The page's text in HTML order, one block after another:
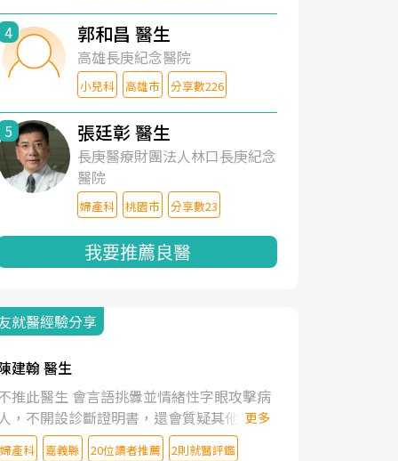
4 郭和昌 醫生
高雄長庚紀念醫院
小兒科 高雄市 分享數226
5 張廷彰 醫生
長庚醫療財團法人林口長庚紀念
醫院
婦產科 桃園市 分享數23
我要推薦良醫
就醫經驗分享
建翰 醫生
推此醫生 會言語挑釁並情緒性字眼攻擊病
，不開設診斷證明書，還會質疑其他醫生
判斷！
更多
婦產科 嘉義縣 20位讀者推薦 2則就醫評鑑